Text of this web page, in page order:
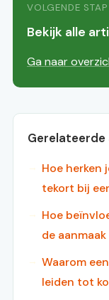
VOLGENDE STAP
Bekijk alle
Ga naar
Gerelateerde
Hoe herken
tekort bij
Hoe
de
Waarom
leiden tot